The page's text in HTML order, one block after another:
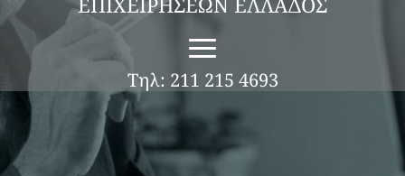
Τηλ: 211 215 4693